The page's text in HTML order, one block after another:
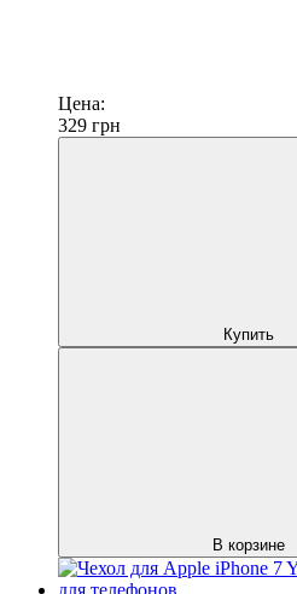
Цена:
329 грн
Купить
В корзине